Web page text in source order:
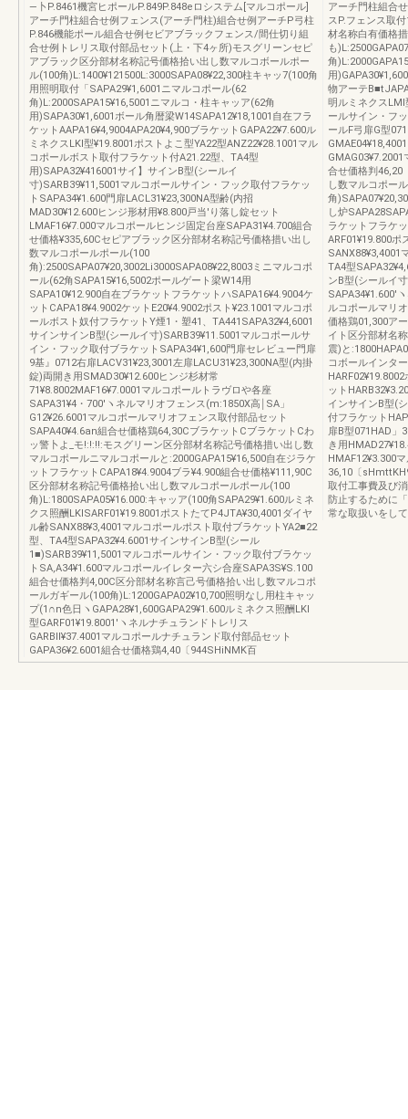
―卜P.8461機宮ヒポールP.849P.848eロシステム[マルコポール]
アーチ門柱組合せ例フェンス(アーチ門柱)組合せ例アーチP弓柱
P.846機能ポール組合せ例セビアブラックフェンス/間仕切り組
合せ例トレリス取付部品セット(上・下4ヶ所)モスグリーンセピ
アブラック区分部材名称記号価格拾い出し数マルコボールポー
ル(100角)L:1400¥121500L:3000SAPA08¥22,300柱キャッ7(100角
用照明取付「SAPA29¥1,6001ニマルコポール(62
角)L:2000SAPA15¥16,5001ニマルコ・柱キャッア(62角
用)SAPA30¥1,6001ボール角暦梁W14SAPA12¥18,1001自在フラ
ケットAAPA16¥4,9004APA20¥4,900ブラケットGAPA22¥7.600ル
ミネクスLKl型¥19.8001ポストよこ型YA22型ANZ22¥28.1001マル
コポールボスト取付フラケット付A21.22型、TA4型
用)SAPA32¥416001サイ】サインB型(シールイ
寸)SARB39¥11,5001マルコボールサイン・フック取付フラケッ
トSAPA34¥1.600門扉LACL31¥23,300NA型齢(内招
MAD30¥12.600ヒンジ形材用¥8.800戸当'り落し錠セット
LMAF16¥7.000マルコポールヒンジ固定台座SAPA31¥4.700組合
せ価格¥335,60Cセピアブラック区分部材名称記号価格措い出し
数マルコポールポール(100
角):2500SAPA07¥20,3002Li3000SAPA08¥22,8003ミニマルコポ
ール(62角SAPA15¥16,5002ポールゲート梁W14用
SAPA10¥12.900自在ブラケットフラケットハSAPA16¥4.9004ケ
ットCAPA18¥4.9002ケットE20¥4.9002ポスト¥23.1001マルコポ
ールボスト奴付フラケットY煙1・塑41、TA441SAPA32¥4,6001
サインサインB型(シールイ寸)SARB39¥11.5001マルコポールサ
イン・フック取付ブラケットSAPA34¥1,600門扉セレビュー門扉
9基』0712右扉LACV31¥23,3001左扉LACU31¥23,300NA型(内掛
錠)両開き用SMAD30¥12.600ヒンジ杉材常
71¥8.8002MAF16¥7.0001マルコポールトラヴロや各座
SAPA31¥4・700′ヽネルマリオフェンス(m:1850X高￨SA」
G12¥26.6001マルコポールマリオフェンス取付部品セット
SAPA40¥4.6an組合せ価格鶏64,30CブラケットCブラケットCわ
ッ警卜よ_モ!:!:!!:モスグリーン区分部材名称記号価格措い出し数
マルコポールニマルコポールと:2000GAPA15¥16,500自在ジラケ
ットフラケットCAPA18¥4.9004ブラ¥4.900組合せ価格¥111,90C
区分部材名称記号価格拾い出し数マルコポールポール(100
角)L:1800SAPA05¥16.000:キャッア(100角SAPA29¥1.600ルミネ
クス照酬LKlSARF01¥19.8001ポストたてP4JTA¥30,4001ダイヤ
ル齢SANX88¥3,4001マルコポールポスト取付ブラケットYA2■22
型、TA4型SAPA32¥4.6001サインサインB型(シール
1■)SARB39¥11,5001マルコポールサイン・フック取付ブラケッ
トSA,A34¥1.600マルコポールイレター六シ合座SAPA3S¥S.100
組合せ価格判4,00C区分部材名称言己号価格拾い出し数マルコポ
ールガギール(100角)L:1200GAPA02¥10,700照明なし用柱キャッ
プ(1∩n色日ヽGAPA28¥1,600GAPA29¥1.600ルミネクス照酬LKl
型GARF01¥19.8001′ヽネルナチュランドトレリス
GARBll¥37.4001マルコポールナチュランド取付部品セット
GAPA36¥2.6001組合せ価格鶏4,40〔944SHiNMK百
アーチ門柱組合
スP.フェンス取
材名称白有価格
も
角
用
物アーテ
明ルミネクスLMl
ールサイン・フ
ールF弓扉G型
合せ価格判46,20
し数マルコポー
角
し炉
ラケットフラケ
ARF01¥19.800ポ
SANX88¥3,4001
TA4型
ンB型(シールイ
SAPA34¥1.600′
ルコポールマリ
価格鶏01,300ア
イト区分部材名
震)と
コボールインタ
ット
インサインB型(
付フラケット
扉B型071HAD」
き用
HMAF12¥3.300
36,10〔
取付工事費及び
防止するために
常な取扱いをし